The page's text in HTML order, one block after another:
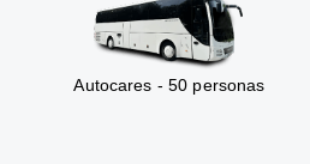
Autocares - 50 personas